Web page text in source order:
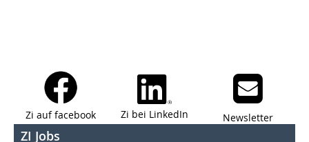
Zi auf facebook Zi bei LinkedIn Newsletter
ZI Jobs